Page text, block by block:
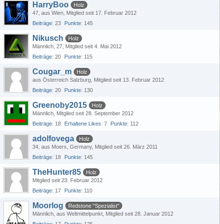
HarryBoo
Holz
47 aus Wien Mitglied seit 17. Februar 2012
Beiträge 23 Punkte 145
Nikusch
Holz
Männlich 27 Mitglied seit 4. Mai 2012
Beiträge 20 Punkte 115
Cougar_m
Holz
aus Österreich Salzburg Mitglied seit 13. Februar 2012
Beiträge 20 Punkte 130
Greenoby2015
Holz
Männlich Mitglied seit 28. September 2012
Beiträge 18 Erhaltene Likes 7 Punkte 112
adolfovega
Holz
34 aus Moers, Germany Mitglied seit 26. März 2011
Beiträge 18 Punkte 145
TheHunter85
Holz
Mitglied seit 23. Februar 2012
Beiträge 17 Punkte 110
Moorlog
Redstone "Spezialist"
Männlich aus Weltmittelpunkt Mitglied seit 28. Januar 2012